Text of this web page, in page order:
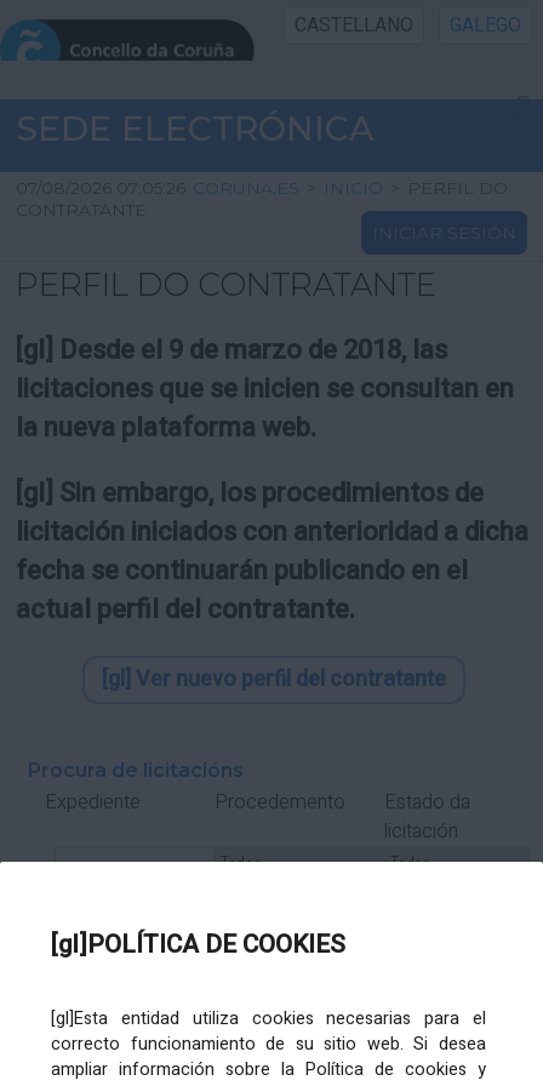
[gl]POLÍTICA DE COOKIES
[gl]Esta entidad utiliza cookies necesarias para el
correcto funcionamiento de su sitio web. Si desea
ampliar información sobre la Política de cookies y
CASTELLANO GALEGO
INICIO SEDE
INICIO
INFORMACIÓN PÚBLICA
UTILIDADES
SEDE ELECTRÓNICA
07/08/2026 07:05:26 CORUNA.ES > INICIO > PERFIL DO
CONTRATANTE
INICIAR SESIÓN
PERFIL DO CONTRATANTE
[gl] Desde el 9 de marzo de 2018, las
licitaciones que se inicien se consultan en
la nueva plataforma web.
[gl] Sin embargo, los procedimientos de
licitación iniciados con anterioridad a dicha
fecha se continuarán publicando en el
actual perfil del contratante.
[gl] Ver nuevo perfil del contratante
Procura de licitacións
Expediente Procedemento
Estado da
licitación
Subcontrato Tramitación
Órgano de contratación Título